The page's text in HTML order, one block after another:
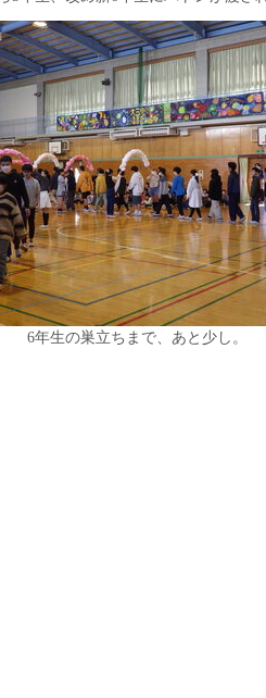
6年生の巣立ちまで、あと少し。